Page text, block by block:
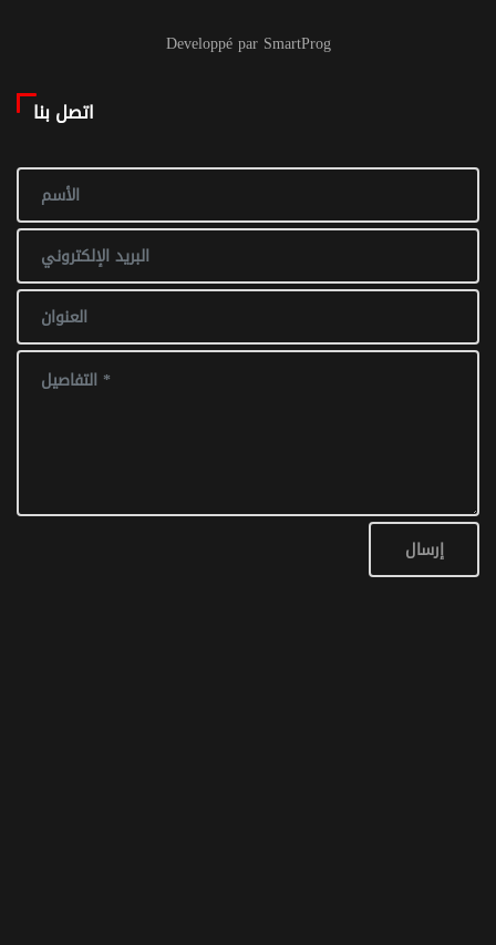
Developpé par SmartProg
اتصل بنا